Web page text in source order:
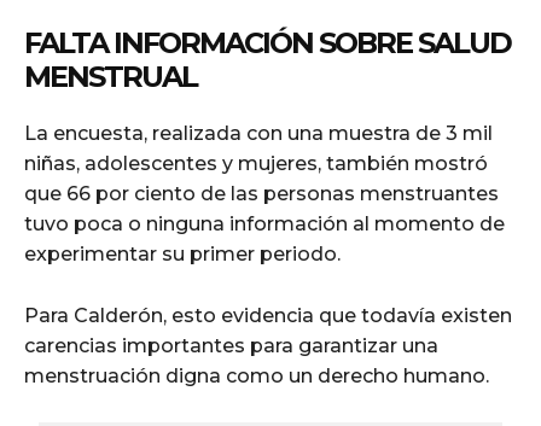
FALTA INFORMACIÓN SOBRE SALUD
MENSTRUAL
La encuesta, realizada con una muestra de 3 mil
niñas, adolescentes y mujeres, también mostró
que 66 por ciento de las personas menstruantes
tuvo poca o ninguna información al momento de
experimentar su primer periodo.
Para Calderón, esto evidencia que todavía existen
carencias importantes para garantizar una
menstruación digna como un derecho humano.